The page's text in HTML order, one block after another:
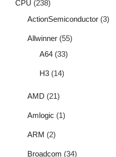
CPU (238)
ActionSemiconductor (3)
Allwinner (55)
A64 (33)
H3 (14)
AMD (21)
Amlogic (1)
ARM (2)
Broadcom (34)